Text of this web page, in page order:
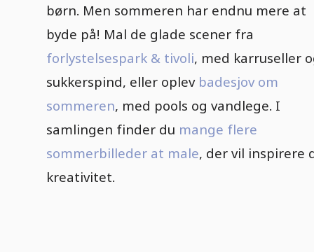
børn. Men sommeren har endnu mere at
byde på! Mal de glade scener fra
forlystelsespark & tivoli, med karruseller
sukkerspind, eller oplev badesjov om
sommeren, med pools og vandlege. I
samlingen finder du mange flere
sommerbilleder at male, der vil inspirere
kreativitet.